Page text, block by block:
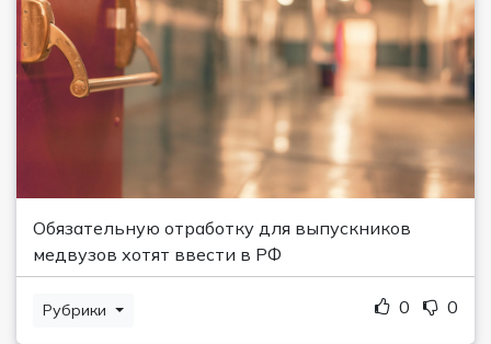
Обязательную отработку для выпускников
медвузов хотят ввести в РФ
Рубрики 0 0